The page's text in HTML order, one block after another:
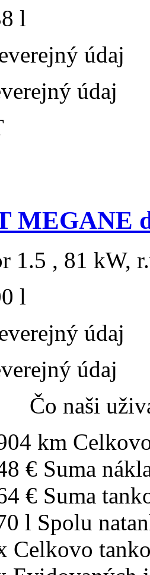
l
údaj
údaj
MEGANE
1.5 , 81 kW,
l
údaj
údaj
Čo naši
km
€ Suma
€ Suma
l Spolu
Celkovo